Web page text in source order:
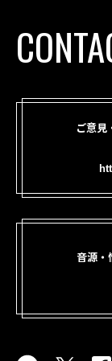
ご意見
音源・